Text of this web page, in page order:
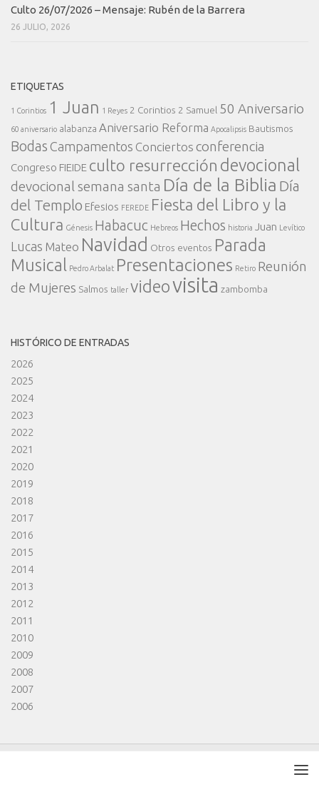
Culto 26/07/2026 – Mensaje: Rubén de la Barrera
26 JULIO, 2026
ETIQUETAS
1 Corintios 1 Juan 1 Reyes 2 Corintios 2 Samuel 50 Aniversario
60 aniversario alabanza Aniversario Reforma Apocalipsis Bautismos
Bodas Campamentos Conciertos conferencia
Congreso FIEIDE culto resurrección devocional
devocional semana santa Día de la Biblia Día
del Templo Efesios FEREDE Fiesta del Libro y la
Cultura Génesis Habacuc Hebreos Hechos historia Juan Levítico
Lucas Mateo Navidad Otros eventos Parada
Musical Pedro Arbalat Presentaciones Retiro Reunión
de Mujeres Salmos taller videovisita zambomba
HISTÓRICO DE ENTRADAS
2026
2025
2024
2023
2022
2021
2020
2019
2018
2017
2016
2015
2014
2013
2012
2011
2010
2009
2008
2007
2006